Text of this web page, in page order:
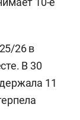
26 в
В 30
11